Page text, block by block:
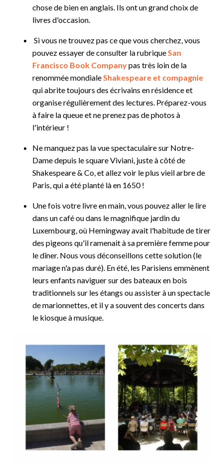
chose de bien en anglais. Ils ont un grand choix de
livres d'occasion.
Si vous ne trouvez pas ce que vous cherchez, vous
pouvez essayer de consulter la rubriqueSan
Francisco Book Companypas très loin de la
renommée mondialeShakespeare et compagnie
qui abrite toujours des écrivains en résidence et
organise régulièrement des lectures. Préparez-vous
à faire la queue et ne prenez pas de photos à
l'intérieur !
Ne manquez pas la vue spectaculaire sur Notre-
Dame depuis le square Viviani, juste à côté de
Shakespeare & Co, et allez voir le plus vieil arbre de
Paris, qui a été planté là en 1650 !
Une fois votre livre en main, vous pouvez aller le lire
dans un café ou dans le magnifique jardin du
Luxembourg, où Hemingway avait l'habitude de tirer
des pigeons qu'il ramenait à sa première femme pour
le dîner. Nous vous déconseillons cette solution (le
mariage n'a pas duré). En été, les Parisiens emmènent
leurs enfants naviguer sur des bateaux en bois
traditionnels sur les étangs ou assister à un spectacle
de marionnettes, et il y a souvent des concerts dans
le kiosque à musique.